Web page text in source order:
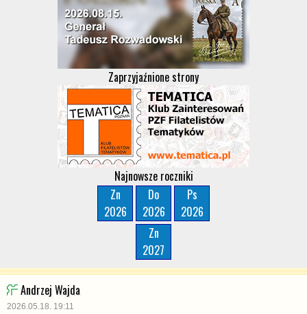
Zaprzyjaźnione strony
Najnowsze roczniki
Zn
2026
Do
2026
Ps
2026
Zn
2027
Andrzej Wajda
2026.05.18. 19:11